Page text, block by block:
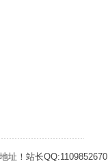
址！站长QQ:1109852670